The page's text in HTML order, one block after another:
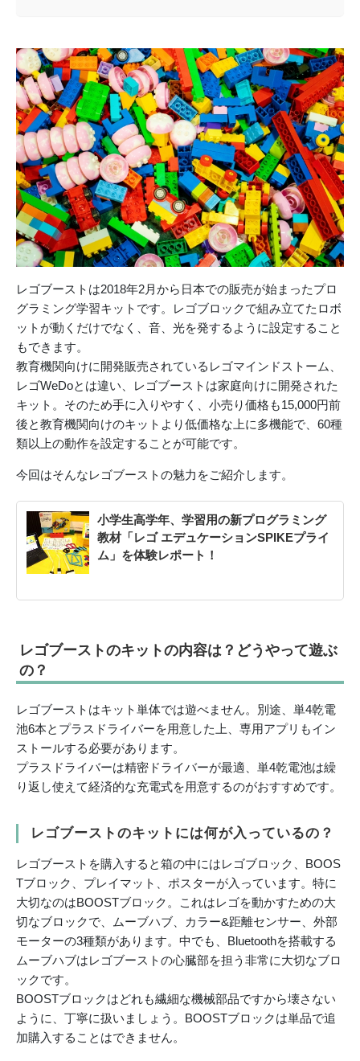
レゴブーストは2018年2月から日本での販売が始まったプロ
グラミング学習キットです。レゴブロックで組み立てたロボ
ットが動くだけでなく、音、光を発するように設定すること
もできます。
教育機関向けに開発販売されているレゴマインドストーム、
レゴWeDoとは違い、レゴブーストは家庭向けに開発された
キット。そのため手に入りやすく、小売り価格も15,000円前
後と教育機関向けのキットより低価格な上に多機能で、60種
類以上の動作を設定することが可能です。
今回はそんなレゴブーストの魅力をご紹介します。
小学生高学年、学習用の新プログラミング
教材「レゴ エデュケーションSPIKEプライ
ム」を体験レポート！
レゴブーストのキットの内容は？どうやって遊ぶ
の？
レゴブーストはキット単体では遊べません。別途、単4乾電
池6本とプラスドライバーを用意した上、専用アプリもイン
ストールする必要があります。
プラスドライバーは精密ドライバーが最適、単4乾電池は繰
り返し使えて経済的な充電式を用意するのがおすすめです。
レゴブーストのキットには何が入っているの？
レゴブーストを購入すると箱の中にはレゴブロック、BOOS
Tブロック、プレイマット、ポスターが入っています。特に
大切なのはBOOSTブロック。これはレゴを動かすための大
切なブロックで、ムーブハブ、カラー&距離センサー、外部
モーターの3種類があります。中でも、Bluetoothを搭載する
ムーブハブはレゴブーストの心臓部を担う非常に大切なブロ
ックです。
BOOSTブロックはどれも繊細な機械部品ですから壊さない
ように、丁寧に扱いましょう。BOOSTブロックは単品で追
加購入することはできません。